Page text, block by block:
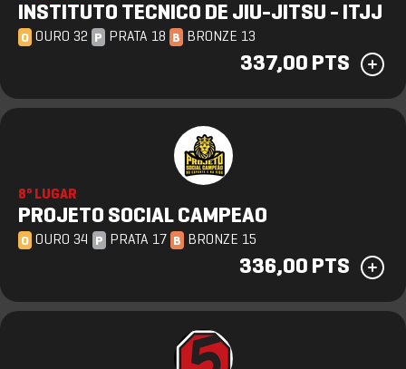
INSTITUTO TECNICO DE JIU-JITSU - ITJJ
O OURO 32 P PRATA 18 B BRONZE 13
337,00 PTS
8º LUGAR
PROJETO SOCIAL CAMPEAO
O OURO 34 P PRATA 17 B BRONZE 15
336,00 PTS